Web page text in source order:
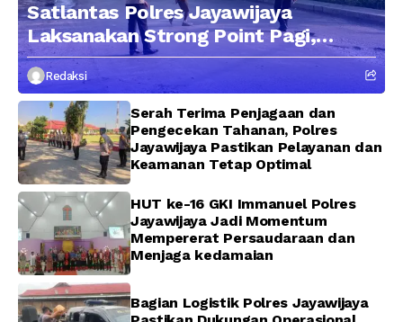
Satlantas Polres Jayawijaya
Laksanakan Strong Point Pagi,
Edukasi Pengendara dengan
Pendekatan Humanis
Redaksi
Serah Terima Penjagaan dan
Pengecekan Tahanan, Polres
Jayawijaya Pastikan Pelayanan dan
Keamanan Tetap Optimal
HUT ke-16 GKI Immanuel Polres
Jayawijaya Jadi Momentum
Mempererat Persaudaraan dan
Menjaga kedamaian
Bagian Logistik Polres Jayawijaya